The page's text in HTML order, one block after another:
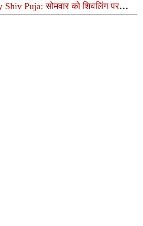
Shiv Puja: सोमवार को शिवलिंग पर
करेंगे हर कष्ट और चमकेगी किस्मत